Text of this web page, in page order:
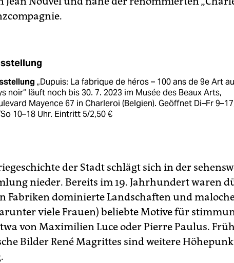
„Dupuis: La fabrique de héros – 100 ans de 9e Art au
noir“ läuft noch bis 30. 7. 2023 im Musée des Beaux Arts,
Mayence 67 in Charleroi (Belgien). Geöffnet Di–Fr
10–18 Uhr. Eintritt 5/2,50 €
der Stadt schlägt sich in der
nieder. Bereits im 19. Jahrhundert waren
Fabriken dominierte Landschaften und
viele Frauen) beliebte Motive für
von Maximilien Luce oder Pierre Paulus.
Bilder René Magrittes sind weitere